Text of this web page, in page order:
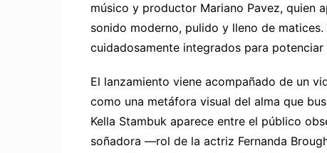
músico y productor Mariano Pavez, quien
sonido moderno, pulido y lleno de
cuidadosamente integrados para
El lanzamiento viene acompañado de un
como una metáfora visual del alma que
Kella Stambuk aparece entre el público
soñadora —rol de la actriz Fernanda